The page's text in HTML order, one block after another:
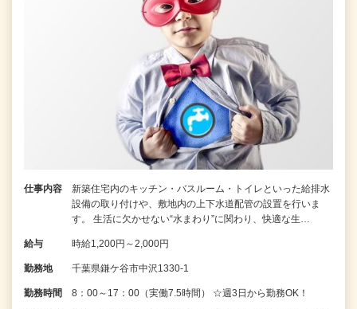
仕事内容
新築住宅内のキッチン・バスルーム・トイレといった給排水
設備の取り付けや、敷地内の上下水道配管の設置を行いま
す。 生活に欠かせない“水まわり”に関わり、快適な生…
給与 時給1,200円～2,000円
勤務地 千葉県鎌ケ谷市中沢1330-1
勤務時間 8：00～17：00（実働7.5時間） ☆週3日から勤務OK！